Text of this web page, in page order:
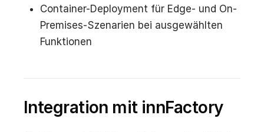
Container-Deployment für Edge- und On-
Premises-Szenarien bei ausgewählten
Funktionen
Integration mit innFactory